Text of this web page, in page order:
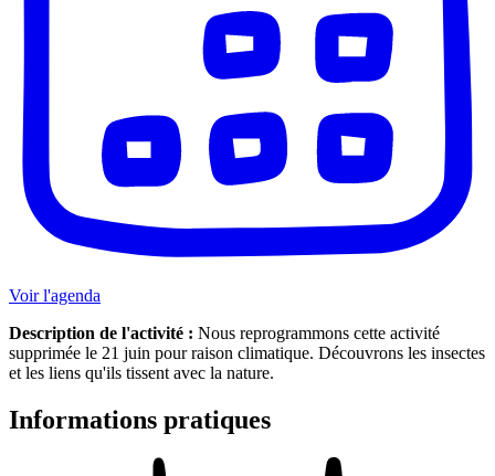
Voir l'agenda
Description de l'activité : Nous reprogrammons cette activité
supprimée le 21 juin pour raison climatique. Découvrons les insectes
et les liens qu'ils tissent avec la nature.
Informations pratiques